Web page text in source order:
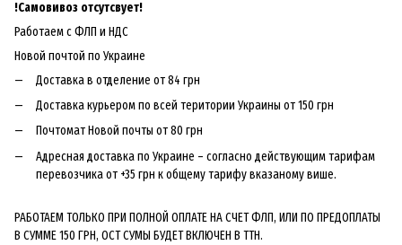
!Самовивоз отсутсвует!
Работаем с ФЛП и НДС
Новой почтой по Украине
Доставка в отделение от 84 грн
Доставка курьером по всей територии Украины от 150 грн
Почтомат Новой почты от 80 грн
Адресная доставка по Украине – согласно действующим тарифам
перевозчика от +35 грн к общему тарифу вказаному више.
РАБОТАЕМ ТОЛЬКО ПРИ ПОЛНОЙ ОПЛАТЕ НА СЧЕТ ФЛП, ИЛИ ПО ПРЕДОПЛАТЫ
В СУММЕ 150 ГРН, ОСТ СУМЫ БУДЕТ ВКЛЮЧЕН В ТТН.